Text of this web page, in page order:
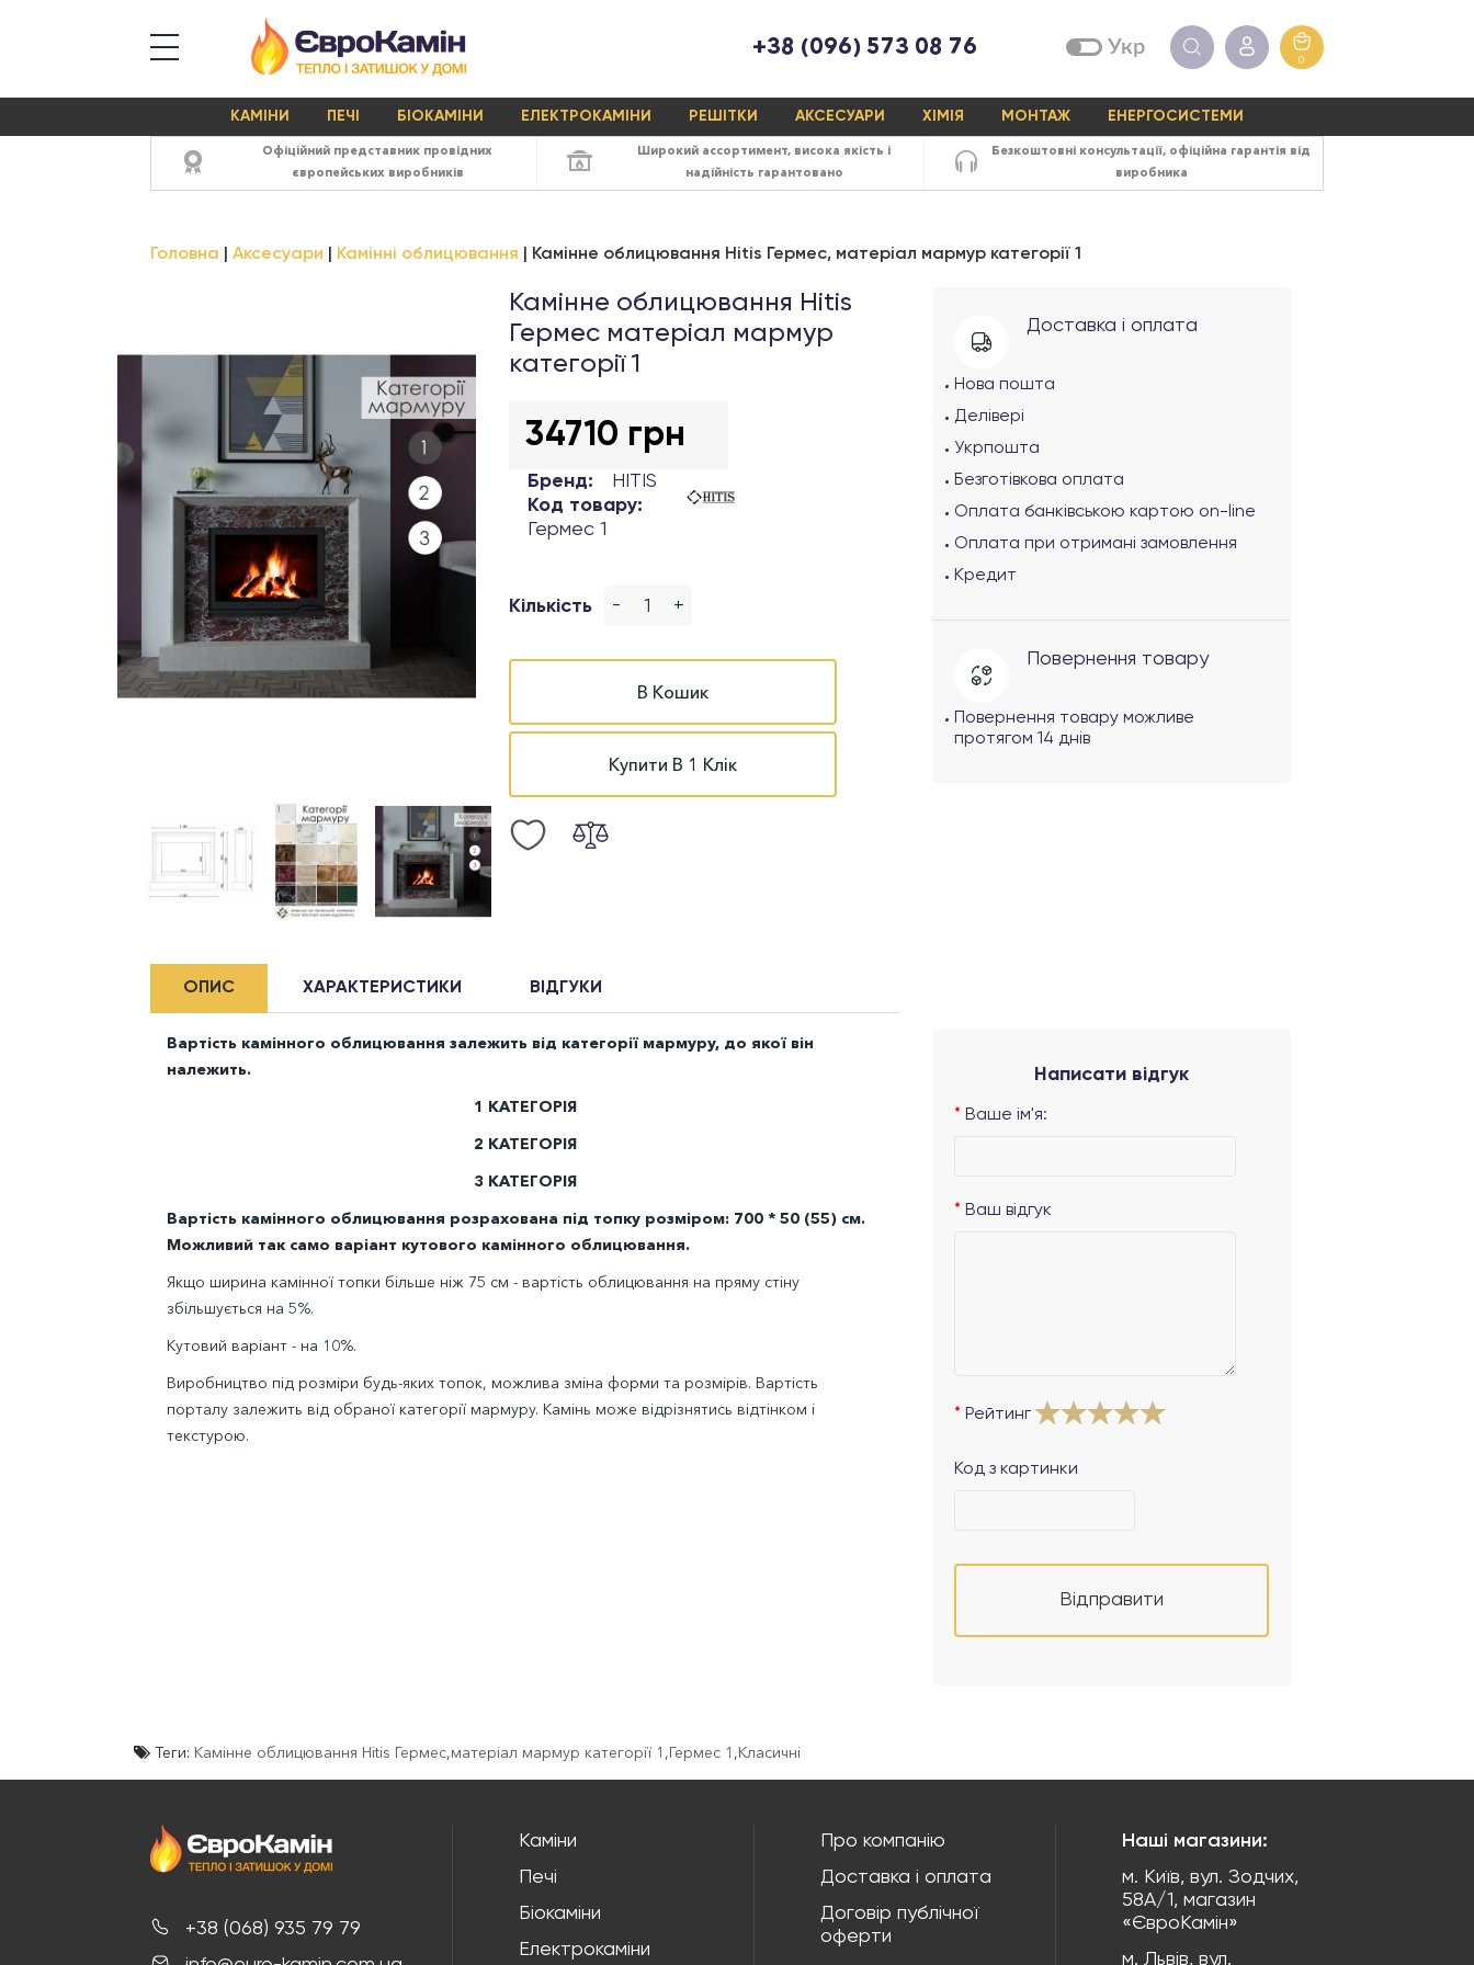
+38 (096) 573 08 76 Укр
0
КАМІНИ ПЕЧІ БІОКАМІНИ ЕЛЕКТРОКАМІНИ РЕШІТКИ АКСЕСУАРИ ХІМІЯ МОНТАЖ ЕНЕРГОСИСТЕМИ
Офіційний представник провідних
європейських виробників
Широкий ассортимент, висока якість і
надійність гарантовано
Безкоштовні консультації, офіційна гарантія від
виробника
Головна Аксесуари Камінні облицювання Камінне облицювання Hitis Гермес, матеріал мармур категорії 1
Камінне облицювання Hitis
Гермес матеріал мармур
категорії 1
34710 грн
Бренд:
HITIS
Код товару:
Гермес 1
Кількість - +
В Кошик
Купити В 1 Клік
Доставка і оплата
Нова пошта
Делівері
Укрпошта
Безготівкова оплата
Оплата банківською картою on-line
Оплата при отримані замовлення
Кредит
Повернення товару
Повернення товару можливе
протягом 14 днів
ОПИС ХАРАКТЕРИСТИКИ ВІДГУКИ
Вартість камінного облицювання залежить від категорії мармуру, до якої він
належить.
1 КАТЕГОРІЯ
2 КАТЕГОРІЯ
3 КАТЕГОРІЯ
Вартість камінного облицювання розрахована під топку розміром: 700 * 50 (55) см.
Можливий так само варіант кутового камінного облицювання.
Якщо ширина камінної топки більше ніж 75 см - вартість облицювання на пряму стіну
збільшується на 5%.
Кутовий варіант - на 10%.
Виробництво під розміри будь-яких топок, можлива зміна форми та розмірів. Вартість
порталу залежить від обраної категорії мармуру. Камінь може відрізнятись відтінком і
текстурою.
Написати відгук
Ваше ім'я:
Ваш відгук
Рейтинг
Код з картинки
Відправити
Теги: Камінне облицювання Hitis Гермес,матеріал мармур категорії 1 ,Гермес 1 ,Класичні
+38 (068) 935 79 79
Каміни
Печі
Біокаміни
Електрокаміни
Про компанію
Доставка і оплата
Договір публічної
оферти
Наші магазини:
м. Київ, вул. Зодчих,
58А/1, магазин
«ЄвроКамін»
м. Львів, вул.